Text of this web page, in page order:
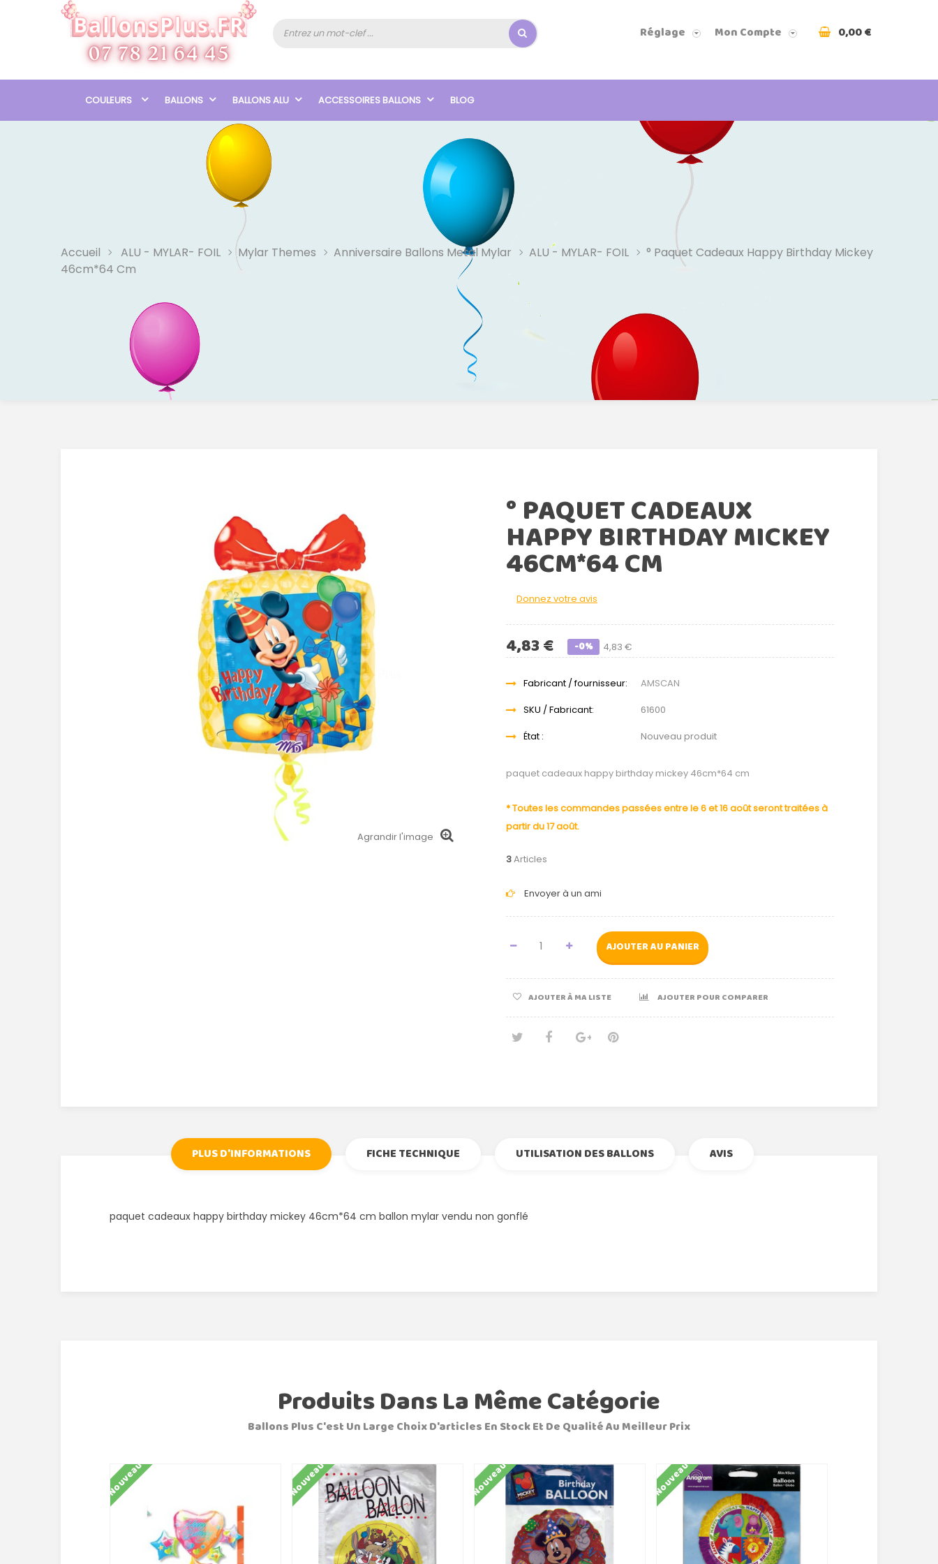
Réglage Mon Compte 0,00 €
COULEURS BALLONS BALLONS ALU ACCESSOIRES BALLONS BLOG
Accueil ALU - MYLAR- FOIL Mylar Themes Anniversaire Ballons Metal Mylar ALU - MYLAR- FOIL
° Paquet Cadeaux Happy Birthday Mickey
46cm*64 Cm
Agrandir l'image
° PAQUET CADEAUX
HAPPY BIRTHDAY MICKEY
46CM*64 CM
Donnez votre avis
4,83 €
4,83 € -0%
Fabricant / fournisseur:
AMSCAN
SKU / Fabricant:
61600
État :
Nouveau produit
paquet cadeaux happy birthday mickey 46cm*64 cm
* Toutes les commandes passées entre le 6 et 16 août seront traitées à
partir du 17 août.
3Articles
Envoyer à un ami
AJOUTER AU PANIER
AJOUTER À MA LISTE AJOUTER POUR COMPARER
PLUS D'INFORMATIONS FICHE TECHNIQUE UTILISATION DES BALLONS AVIS
paquet cadeaux happy birthday mickey 46cm*64 cm ballon mylar vendu non gonflé
Produits Dans La Même Catégorie
Ballons Plus C'est Un Large Choix D'articles En Stock Et De Qualité Au Meilleur Prix
Nouveau Nouveau Nouveau Nouveau